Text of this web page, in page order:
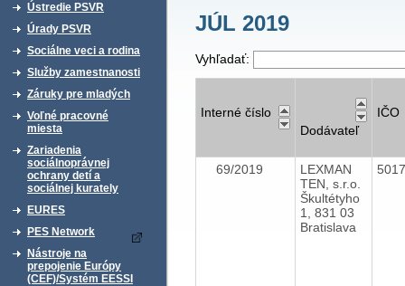
Ústredie PSVR
Úrady PSVR
Sociálne veci a rodina
Služby zamestnanosti
Záruky pre mladých
Voľné pracovné
miesta
Zariadenia
sociálnoprávnej
ochrany detí a
sociálnej kurately
EURES
PES Network
Nástroje na
prepojenie Európy
(CEF)/Systém EESSI
JÚL 2019
Vyhľadať:
Interné číslo
Dodávateľ
IČO
69/2019
LEXMAN
TEN, s.r.o.
Škultétyho
1, 831 03
Bratislava